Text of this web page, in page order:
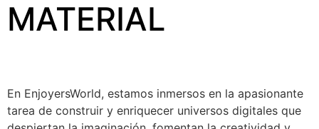
MATERIAL
En EnjoyersWorld, estamos inmersos en la apasionante
tarea de construir y enriquecer universos digitales que